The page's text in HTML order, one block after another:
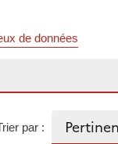
de données
par :